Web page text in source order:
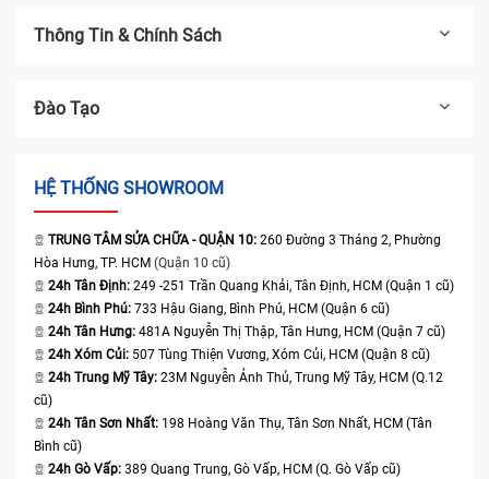
Thông Tin & Chính Sách
Đào Tạo
HỆ THỐNG SHOWROOM
TRUNG TÂM SỬA CHỮA - QUẬN 10: 260 Đường 3 Tháng 2, Phường
Hòa Hưng, TP. HCM (Quận 10 cũ)
24h Tân Định: 249 -251 Trần Quang Khải, Tân Định, HCM (Quận 1 cũ)
24h Bình Phú: 733 Hậu Giang, Bình Phú, HCM (Quận 6 cũ)
24h Tân Hưng: 481A Nguyễn Thị Thập, Tân Hưng, HCM (Quận 7 cũ)
24h Xóm Củi: 507 Tùng Thiện Vương, Xóm Củi, HCM (Quận 8 cũ)
24h Trung Mỹ Tây: 23M Nguyễn Ảnh Thủ, Trung Mỹ Tây, HCM (Q.12
cũ)
24h Tân Sơn Nhất: 198 Hoàng Văn Thụ, Tân Sơn Nhất, HCM (Tân
Bình cũ)
24h Gò Vấp: 389 Quang Trung, Gò Vấp, HCM (Q. Gò Vấp cũ)